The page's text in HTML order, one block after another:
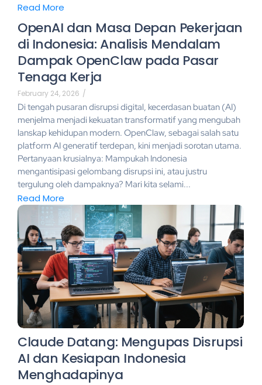
Read More
OpenAI dan Masa Depan Pekerjaan
di Indonesia: Analisis Mendalam
Dampak OpenClaw pada Pasar
Tenaga Kerja
February 24, 2026 /
Di tengah pusaran disrupsi digital, kecerdasan buatan (AI)
menjelma menjadi kekuatan transformatif yang mengubah
lanskap kehidupan modern. OpenClaw, sebagai salah satu
platform AI generatif terdepan, kini menjadi sorotan utama.
Pertanyaan krusialnya: Mampukah Indonesia
mengantisipasi gelombang disrupsi ini, atau justru
tergulung oleh dampaknya? Mari kita selami...
Read More
Claude Datang: Mengupas Disrupsi
AI dan Kesiapan Indonesia
Menghadapinya